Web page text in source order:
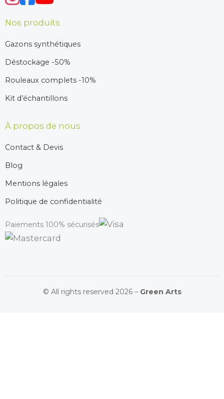
Nos produits
Gazons synthétiques
Déstockage -50%
Rouleaux complets -10%
Kit d’échantillons
À propos de nous
Contact & Devis
Blog
Mentions légales
Politique de confidentialité
Paiements 100% sécurisés
© All rights reserved 2026 – Green Arts